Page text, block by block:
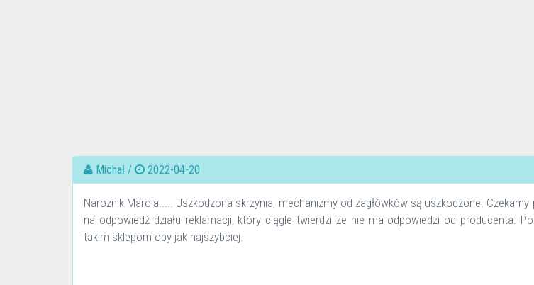
Michał / 2022-04-20
Narożnik Marola..... Uszkodzona skrzynia, mechanizmy od zagłówków są uszkodzone.
na odpowiedź działu reklamacji, który ciągle twierdzi że nie ma odpowiedzi od producenta.
takim sklepom oby jak najszybciej.